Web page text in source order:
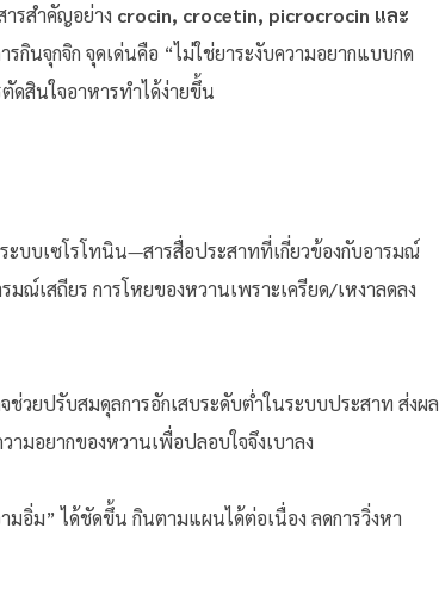
ารสำคัญอย่าง crocin, crocetin, picrocrocin และ
กินจุกจิก จุดเด่นคือ “ไม่ใช่ยาระงับความอยากแบบกด
ดสินใจอาหารทำได้ง่ายขึ้น
ะบบเซโรโทนิน—สารสื่อประสาทที่เกี่ยวข้องกับอารมณ์
ณ์เสถียร การโหยของหวานเพราะเครียด/เหงาลดลง
วยปรับสมดุลการอักเสบระดับต่ำในระบบประสาท ส่งผล
มอยากของหวานเพื่อปลอบใจจึงเบาลง
มอิ่ม” ได้ชัดขึ้น กินตามแผนได้ต่อเนื่อง ลดการวิ่งหา